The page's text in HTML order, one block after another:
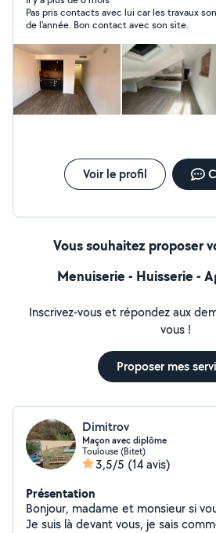
structure. Nous faisons tous corps
proposer des projets de
rénovations complets de A a Z. La
plans, vos croquis, vos mises en situations 3d. Vos
permis de construire et
préalables et autorisations de travaux. Nous
vos travaux avec nos propres
Pas pris contacts avec lui car les travaux sont déplacés à la fin
de l'année. Bon contact avec son site.
Voir le profil
Vous souhaitez proposer
Menuiserie - Huisserie -
Inscrivez-vous et répondez aux
vous !
Proposer mes
Dimitrov
Maçon avec diplôme
Toulouse (Bitet)
3,5/5 (14 avis)
Présentation
Bonjour, madame et monsieur si
Je suis là devant vous, je sais